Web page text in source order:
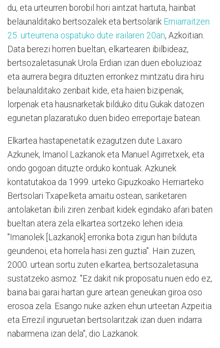
du, eta urteurren borobil hori aintzat hartuta, hainbat
belaunalditako bertsozalek eta bertsolarik Erniarraitzen
25. urteurrena ospatuko dute irailaren 20an, Azkoitian.
Data berezi horren bueltan, elkartearen ibilbideaz,
bertsozaletasunak Urola Erdian izan duen eboluzioaz
eta aurrera begira dituzten erronkez mintzatu dira hiru
belaunalditako zenbait kide, eta haien bizipenak,
lorpenak eta hausnarketak bilduko ditu Gukak datozen
egunetan plazaratuko duen bideo erreportaje batean.
Elkartea hastapenetatik ezagutzen dute Laxaro
Azkunek, Imanol Lazkanok eta Manuel Agirretxek, eta
ondo gogoan dituzte orduko kontuak. Azkunek
kontatutakoa da 1999. urteko Gipuzkoako Herriarteko
Bertsolari Txapelketa amaitu ostean, sariketaren
antolaketan ibili ziren zenbait kidek egindako afari baten
bueltan atera zela elkartea sortzeko lehen ideia.
"Imanolek [Lazkanok] erronka bota zigun han bilduta
geundenoi, eta horrela hasi zen guztia". Hain zuzen,
2000. urtean sortu zuten elkartea, bertsozaletasuna
sustatzeko asmoz. "Ez dakit nik proposatu nuen edo ez,
baina bai garai hartan gure artean geneukan giroa oso
erosoa zela. Esango nuke azken ehun urteetan Azpeitia
eta Errezil inguruetan bertsolaritzak izan duen indarra
nabarmena izan dela", dio Lazkanok.